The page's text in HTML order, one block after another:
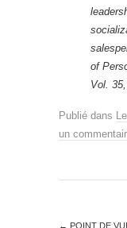
of
Vol.
Publié dans
un
← POINT DE